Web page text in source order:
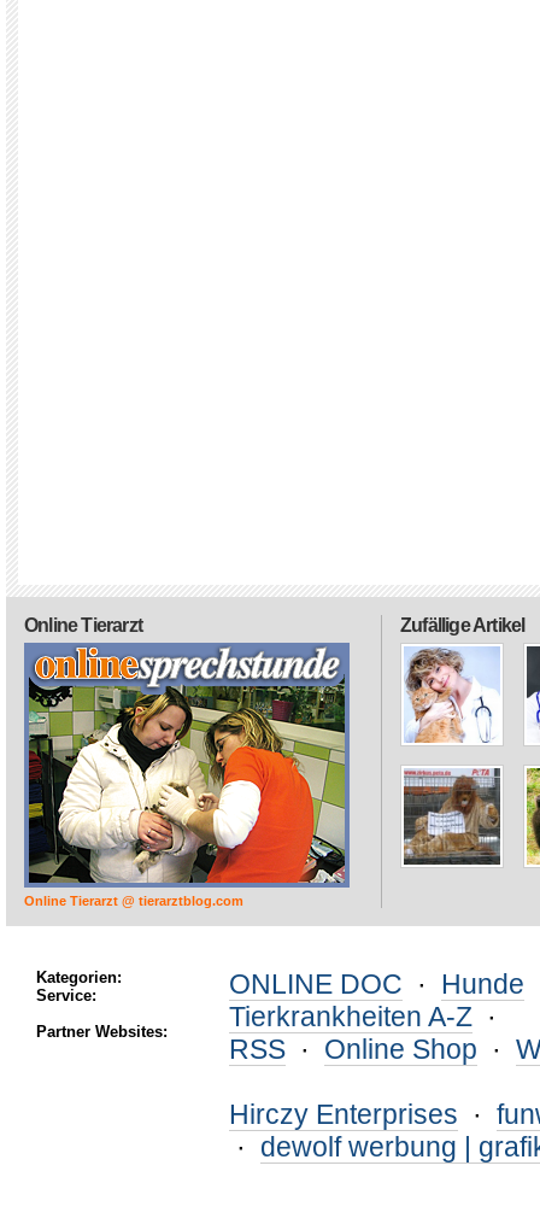
Zufällige Artikel
Online Tierarzt
Online Tierarzt @ tierarztblog.com
Kategorien:
Service:
Partner Websites:
ONLINE DOC · Hunde
Tierkrankheiten A-Z ·
RSS · Online Shop ·
Hirczy Enterprises ·
· dewolf werbung |